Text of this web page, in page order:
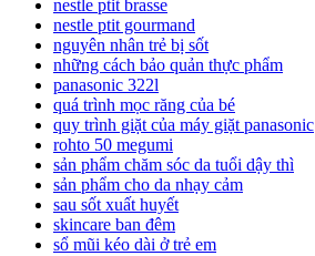
nestle ptit brasse
nestle ptit gourmand
nguyên nhân trẻ bị sốt
những cách bảo quản thực phẩm
panasonic 322l
quá trình mọc răng của bé
quy trình giặt của máy giặt panasonic
rohto 50 megumi
sản phẩm chăm sóc da tuổi dậy thì
sản phẩm cho da nhạy cảm
sau sốt xuất huyết
skincare ban đêm
sổ mũi kéo dài ở trẻ em